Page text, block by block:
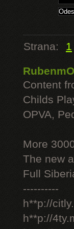
Strana: 1
Content
Childs
OPVA,
More
The new
Full
----------
h**p://
h**p://